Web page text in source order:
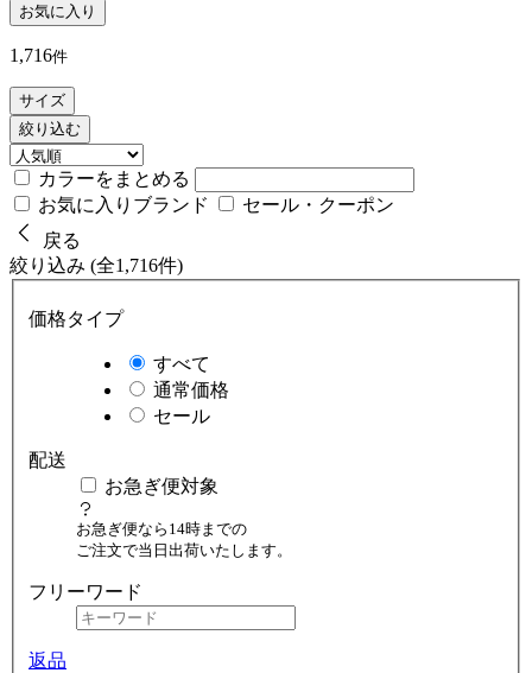
お気に入り
1,716件
サイズ
絞り込む
カラーをまとめる
お気に入りブランド
セール・クーポン
戻る
絞り込み (全1,716件)
価格タイプ
すべて
通常価格
セール
配送
お急ぎ便対象
お急ぎ便なら14時までの
ご注文で当日出荷いたします。
フリーワード
返品